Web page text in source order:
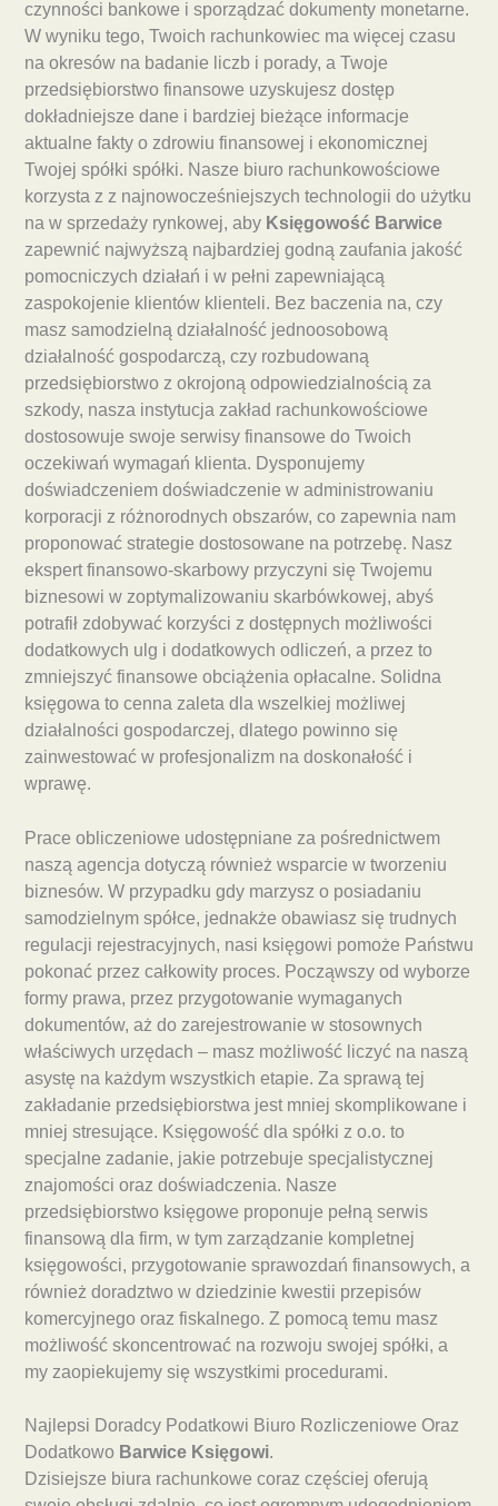
czynności bankowe i sporządzać dokumenty monetarne.
W wyniku tego, Twoich rachunkowiec ma więcej czasu
na okresów na badanie liczb i porady, a Twoje
przedsiębiorstwo finansowe uzyskujesz dostęp
dokładniejsze dane i bardziej bieżące informacje
aktualne fakty o zdrowiu finansowej i ekonomicznej
Twojej spółki spółki. Nasze biuro rachunkowościowe
korzysta z z najnowocześniejszych technologii do użytku
na w sprzedaży rynkowej, aby Księgowość Barwice
zapewnić najwyższą najbardziej godną zaufania jakość
pomocniczych działań i w pełni zapewniającą
zaspokojenie klientów klienteli. Bez baczenia na, czy
masz samodzielną działalność jednoosobową
działalność gospodarczą, czy rozbudowaną
przedsiębiorstwo z okrojoną odpowiedzialnością za
szkody, nasza instytucja zakład rachunkowościowe
dostosowuje swoje serwisy finansowe do Twoich
oczekiwań wymagań klienta. Dysponujemy
doświadczeniem doświadczenie w administrowaniu
korporacji z różnorodnych obszarów, co zapewnia nam
proponować strategie dostosowane na potrzebę. Nasz
ekspert finansowo-skarbowy przyczyni się Twojemu
biznesowi w zoptymalizowaniu skarbówkowej, abyś
potrafił zdobywać korzyści z dostępnych możliwości
dodatkowych ulg i dodatkowych odliczeń, a przez to
zmniejszyć finansowe obciążenia opłacalne. Solidna
księgowa to cenna zaleta dla wszelkiej możliwej
działalności gospodarczej, dlatego powinno się
zainwestować w profesjonalizm na doskonałość i
wprawę.
Prace obliczeniowe udostępniane za pośrednictwem
naszą agencja dotyczą również wsparcie w tworzeniu
biznesów. W przypadku gdy marzysz o posiadaniu
samodzielnym spółce, jednakże obawiasz się trudnych
regulacji rejestracyjnych, nasi księgowi pomoże Państwu
pokonać przez całkowity proces. Począwszy od wyborze
formy prawa, przez przygotowanie wymaganych
dokumentów, aż do zarejestrowanie w stosownych
właściwych urzędach – masz możliwość liczyć na naszą
asystę na każdym wszystkich etapie. Za sprawą tej
zakładanie przedsiębiorstwa jest mniej skomplikowane i
mniej stresujące. Księgowość dla spółki z o.o. to
specjalne zadanie, jakie potrzebuje specjalistycznej
znajomości oraz doświadczenia. Nasze
przedsiębiorstwo księgowe proponuje pełną serwis
finansową dla firm, w tym zarządzanie kompletnej
księgowości, przygotowanie sprawozdań finansowych, a
również doradztwo w dziedzinie kwestii przepisów
komercyjnego oraz fiskalnego. Z pomocą temu masz
możliwość skoncentrować na rozwoju swojej spółki, a
my zaopiekujemy się wszystkimi procedurami.
Najlepsi Doradcy Podatkowi Biuro Rozliczeniowe Oraz
Dodatkowo Barwice Księgowi.
Dzisiejsze biura rachunkowe coraz częściej oferują